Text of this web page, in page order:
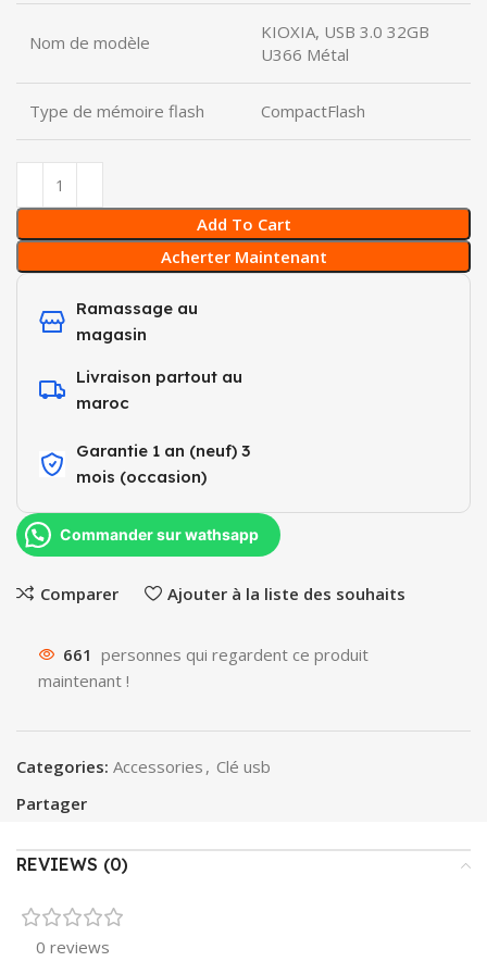
Nom de modèle
KIOXIA, USB 3.0 32GB
U366 Métal
Type de mémoire flash CompactFlash
Add To Cart
Acherter Maintenant
Ramassage au
magasin
Livraison partout au
maroc
Garantie 1 an (neuf) 3
mois (occasion)​
Commander sur wathsapp
Comparer Ajouter à la liste des souhaits
661 personnes qui regardent ce produit
maintenant !
Categories: Accessories , Clé usb
Partager
REVIEWS (0)
0 reviews